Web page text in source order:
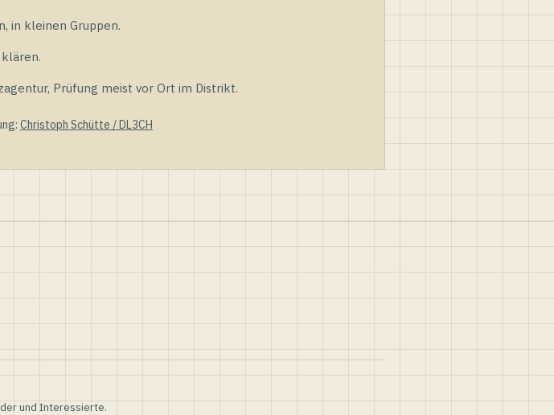
in kleinen Gruppen.
Prüfung meist vor Ort im Distrikt.
Christoph Schütte / DL3CH
und Interessierte.